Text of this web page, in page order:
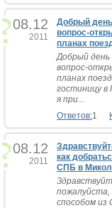
08.12
2011
Добрый
вопрос-
планах
Добрый день
вопрос-
планах
гостиницу в
я при...
Ответов:1
08.12
2011
как
СПБ в
способом из